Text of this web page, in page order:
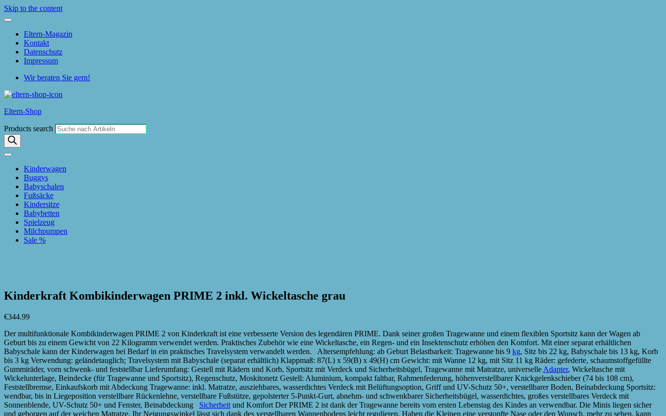
Skip to the content
Eltern-Magazin
Kontakt
Datenschutz
Impressum
Wir beraten Sie gern!
Eltern-Shop
Products search
Kinderwagen
Buggys
Babyschalen
Fußsäcke
Kindersitze
Babybetten
Spielzeug
Milchpumpen
Sale %
Kinderkraft Kombikinderwagen PRIME 2 inkl. Wickeltasche grau
€344.99
Der multifunktionale Kombikinderwagen PRIME 2 von Kinderkraft ist eine verbesserte Version des legendären PRIME. Dank seiner großen Tragewanne und einem flexiblen Sportsitz kann der Wagen ab
Geburt bis zu einem Gewicht von 22 Kilogramm verwendet werden. Praktisches Zubehör wie eine Wickeltasche, ein Regen- und ein Insektenschutz erhöhen den Komfort. Mit einer separat erhältlichen
Babyschale kann der Kinderwagen bei Bedarf in ein praktisches Travelsystem verwandelt werden. Altersempfehlung: ab Geburt Belastbarkeit: Tragewanne bis 9 kg, Sitz bis 22 kg, Babyschale bis 13 kg, Korb
bis 3 kg Verwendung: geländetauglich; Travelsystem mit Babyschale (separat erhältlich) Klappmaß: 87(L) x 59(B) x 49(H) cm Gewicht: mit Wanne 12 kg, mit Sitz 11 kg Räder: gefederte, schaumstoffgefüllte
Gummiräder, vorn schwenk- und feststellbar Lieferumfang: Gestell mit Rädern und Korb, Sportsitz mit Verdeck und Sicherheitsbügel, Tragewanne mit Matratze, universelle Adapter, Wickeltasche mit
Wickelunterlage, Beindecke (für Tragewanne und Sportsitz), Regenschutz, Moskitonetz Gestell: Aluminium, kompakt faltbar, Rahmenfederung, höhenverstellbarer Knickgelenkschieber (74 bis 108 cm),
Feststellbremse, Einkaufskorb mit Abdeckung Tragewanne: inkl. Matratze, ausziehbares, wasserdichtes Verdeck mit Belüftungsoption, Griff und UV-Schutz 50+, verstellbarer Boden, Beinabdeckung Sportsitz:
wendbar, bis in Liegeposition verstellbare Rückenlehne, verstellbare Fußstütze, gepolsterter 5-Punkt-Gurt, abnehm- und schwenkbarer Sicherheitsbügel, wasserdichtes, großes verstellbares Verdeck mit
Sonnenblende, UV-Schutz 50+ und Fenster, Beinabdeckung Sicherheit und Komfort Der PRIME 2 ist dank der Tragewanne bereits vom ersten Lebenstag des Kindes an verwendbar. Die Minis liegen sicher
und geborgen auf der weichen Matratze. Ihr Neigungswinkel lässt sich dank des verstellbaren Wannenbodens leicht regulieren. Haben die Kleinen eine verstopfte Nase oder den Wunsch, mehr zu sehen, kann